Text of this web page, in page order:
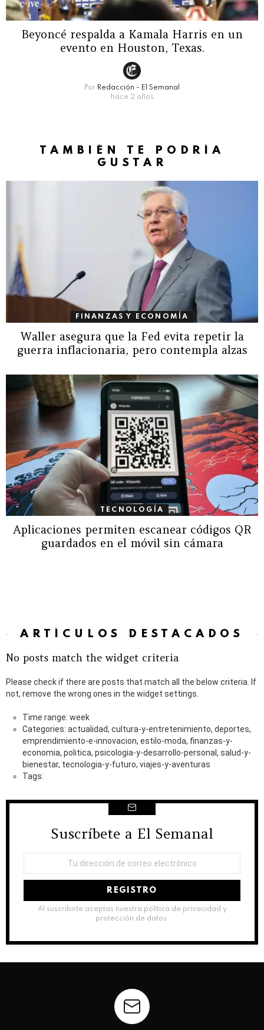
Beyoncé respalda a Kamala Harris en un
evento en Houston, Texas.
Por Redacción - El Semanal
hace 2 años
TAMBIÉN TE PODRÍA
GUSTAR
FINANZAS Y ECONOMÍA
Waller asegura que la Fed evita repetir la
guerra inflacionaria, pero contempla alzas
TECNOLOGÍA
Aplicaciones permiten escanear códigos QR
guardados en el móvil sin cámara
ARTÍCULOS DESTACADOS
No posts match the widget criteria
Please check if there are posts that match all the below criteria. If
not, remove the wrong ones in the widget settings.
Time range: week
Categories: actualidad, cultura-y-entretenimiento, deportes,
emprendimiento-e-innovacion, estilo-moda, finanzas-y-
economia, politica, psicologia-y-desarrollo-personal, salud-y-
bienestar, tecnologia-y-futuro, viajes-y-aventuras
Tags:
NEWSLETTER
Suscríbete a El Semanal
Al suscribirte aceptas nuestra política de privacidad y
protección de datos.